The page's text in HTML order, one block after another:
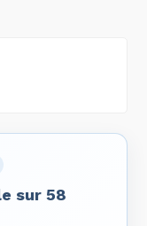
sur 58